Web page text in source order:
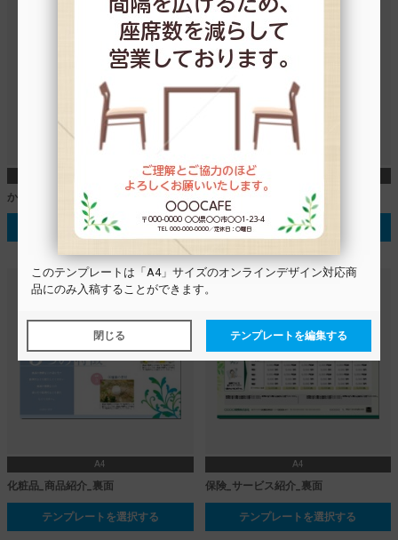
かんたんレイアウト_春_表面
テンプレートを選択する
かんたん_エステサロン_裏面
テンプレートを選択する
A4
化粧品_商品紹介_裏面
テンプレートを選択する
A4
保険_サービス紹介_裏面
テンプレートを選択する
このテンプレート は「A4」サイズのオンラインデザイン対応商
品にのみ入稿することができます。
閉じる テンプレートを編集する